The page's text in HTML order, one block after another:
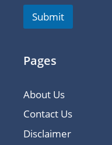
Submit
Pages
About Us
Contact Us
Disclaimer